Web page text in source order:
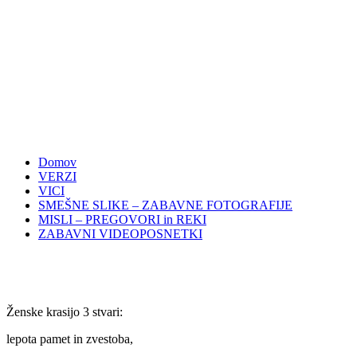
Domov
VERZI
VICI
SMEŠNE SLIKE – ZABAVNE FOTOGRAFIJE
MISLI – PREGOVORI in REKI
ZABAVNI VIDEOPOSNETKI
Ženske krasijo 3 stvari:
lepota pamet in zvestoba,